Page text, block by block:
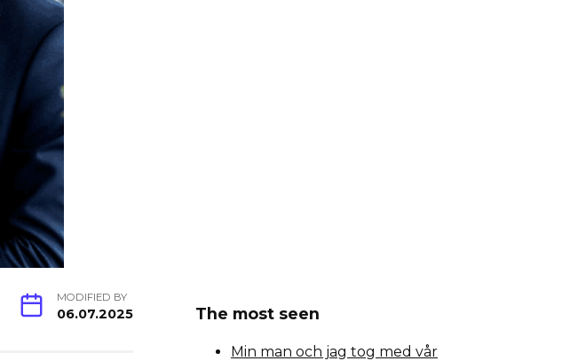
MODIFIED BY
06.07.2025 The most seen
Min man och jag tog med vår